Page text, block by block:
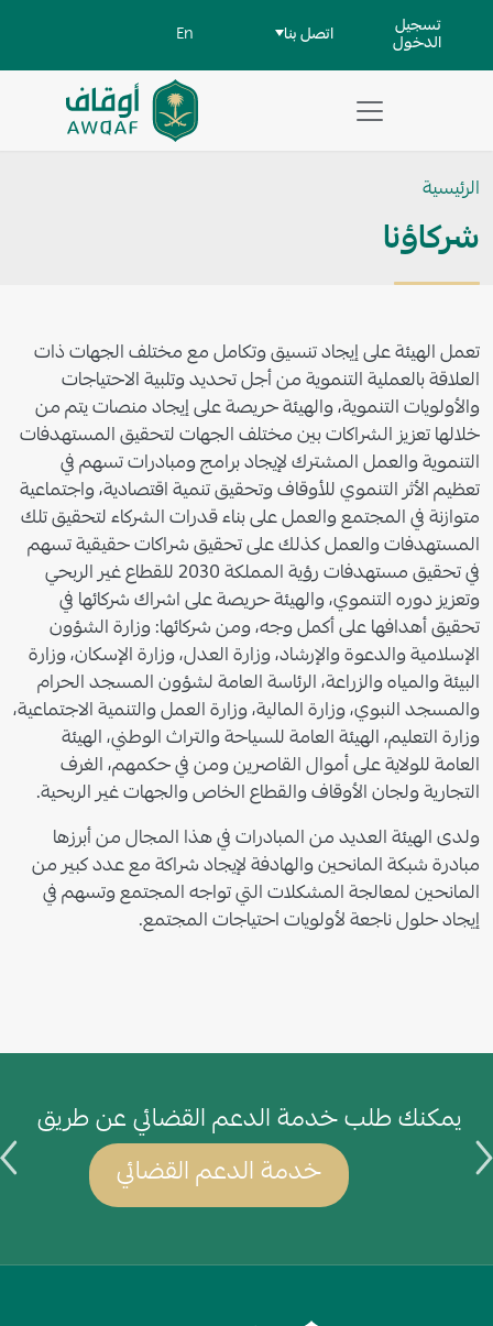
تجاوز إلى المحتوى الرئيسي
User account menu
تسجيل
الدخول اتصل بنا En
للبحث
الرئيسية
شركاؤنا
تعمل الهيئة على إيجاد تنسيق وتكامل مع مختلف الجهات ذات
العلاقة بالعملية التنموية من أجل تحديد وتلبية الاحتياجات
والأولويات التنموية، والهيئة حريصة على إيجاد منصات يتم من
خلالها تعزيز الشراكات بين مختلف الجهات لتحقيق المستهدفات
التنموية والعمل المشترك لإيجاد برامج ومبادرات تسهم في
تعظيم الأثر التنموي للأوقاف وتحقيق تنمية اقتصادية، واجتماعية
متوازنة في المجتمع والعمل على بناء قدرات الشركاء لتحقيق تلك
المستهدفات والعمل كذلك على تحقيق شراكات حقيقية تسهم
في تحقيق مستهدفات رؤية المملكة 2030 للقطاع غير الربحي
وتعزيز دوره التنموي، والهيئة حريصة على اشراك شركائها في
تحقيق أهدافها على أكمل وجه، ومن شركائها: وزارة الشؤون
الإسلامية والدعوة والإرشاد، وزارة العدل، وزارة الإسكان، وزارة
البيئة والمياه والزراعة، الرئاسة العامة لشؤون المسجد الحرام
والمسجد النبوي، وزارة المالية، وزارة العمل والتنمية الاجتماعية،
وزارة التعليم، الهيئة العامة للسياحة والتراث الوطني، الهيئة
العامة للولاية على أموال القاصرين ومن في حكمهم، الغرف
التجارية ولجان الأوقاف والقطاع الخاص والجهات غير الربحية.
ولدى الهيئة العديد من المبادرات في هذا المجال من أبرزها
مبادرة شبكة المانحين والهادفة لإيجاد شراكة مع عدد كبير من
المانحين لمعالجة المشكلات التي تواجه المجتمع وتسهم في
إيجاد حلول ناجعة لأولويات احتياجات المجتمع.
يمكنك طلب خدمة الدعم القضائي عن طريق
خدمة الدعم القضائي